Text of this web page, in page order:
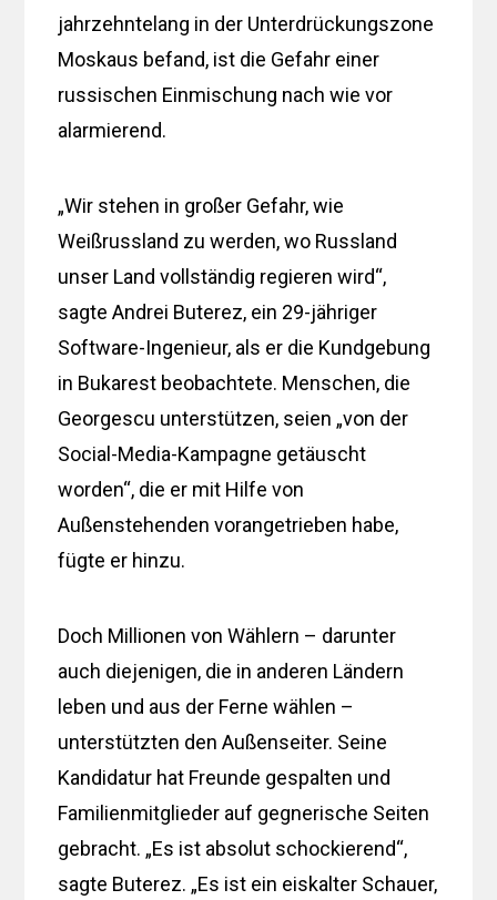
jahrzehntelang in der Unterdrückungszone
Moskaus befand, ist die Gefahr einer
russischen Einmischung nach wie vor
alarmierend.
„Wir stehen in großer Gefahr, wie
Weißrussland zu werden, wo Russland
unser Land vollständig regieren wird“,
sagte Andrei Buterez, ein 29-jähriger
Software-Ingenieur, als er die Kundgebung
in Bukarest beobachtete. Menschen, die
Georgescu unterstützen, seien „von der
Social-Media-Kampagne getäuscht
worden“, die er mit Hilfe von
Außenstehenden vorangetrieben habe,
fügte er hinzu.
Doch Millionen von Wählern – darunter
auch diejenigen, die in anderen Ländern
leben und aus der Ferne wählen –
unterstützten den Außenseiter. Seine
Kandidatur hat Freunde gespalten und
Familienmitglieder auf gegnerische Seiten
gebracht. „Es ist absolut schockierend“,
sagte Buterez. „Es ist ein eiskalter Schauer,